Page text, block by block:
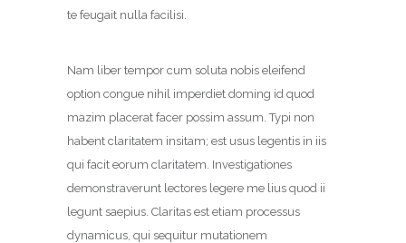
te feugait nulla facilisi.
Nam liber tempor cum soluta nobis eleifend
option congue nihil imperdiet doming id quod
mazim placerat facer possim assum. Typi non
habent claritatem insitam; est usus legentis in iis
qui facit eorum claritatem. Investigationes
demonstraverunt lectores legere me lius quod ii
legunt saepius. Claritas est etiam processus
dynamicus, qui sequitur mutationem